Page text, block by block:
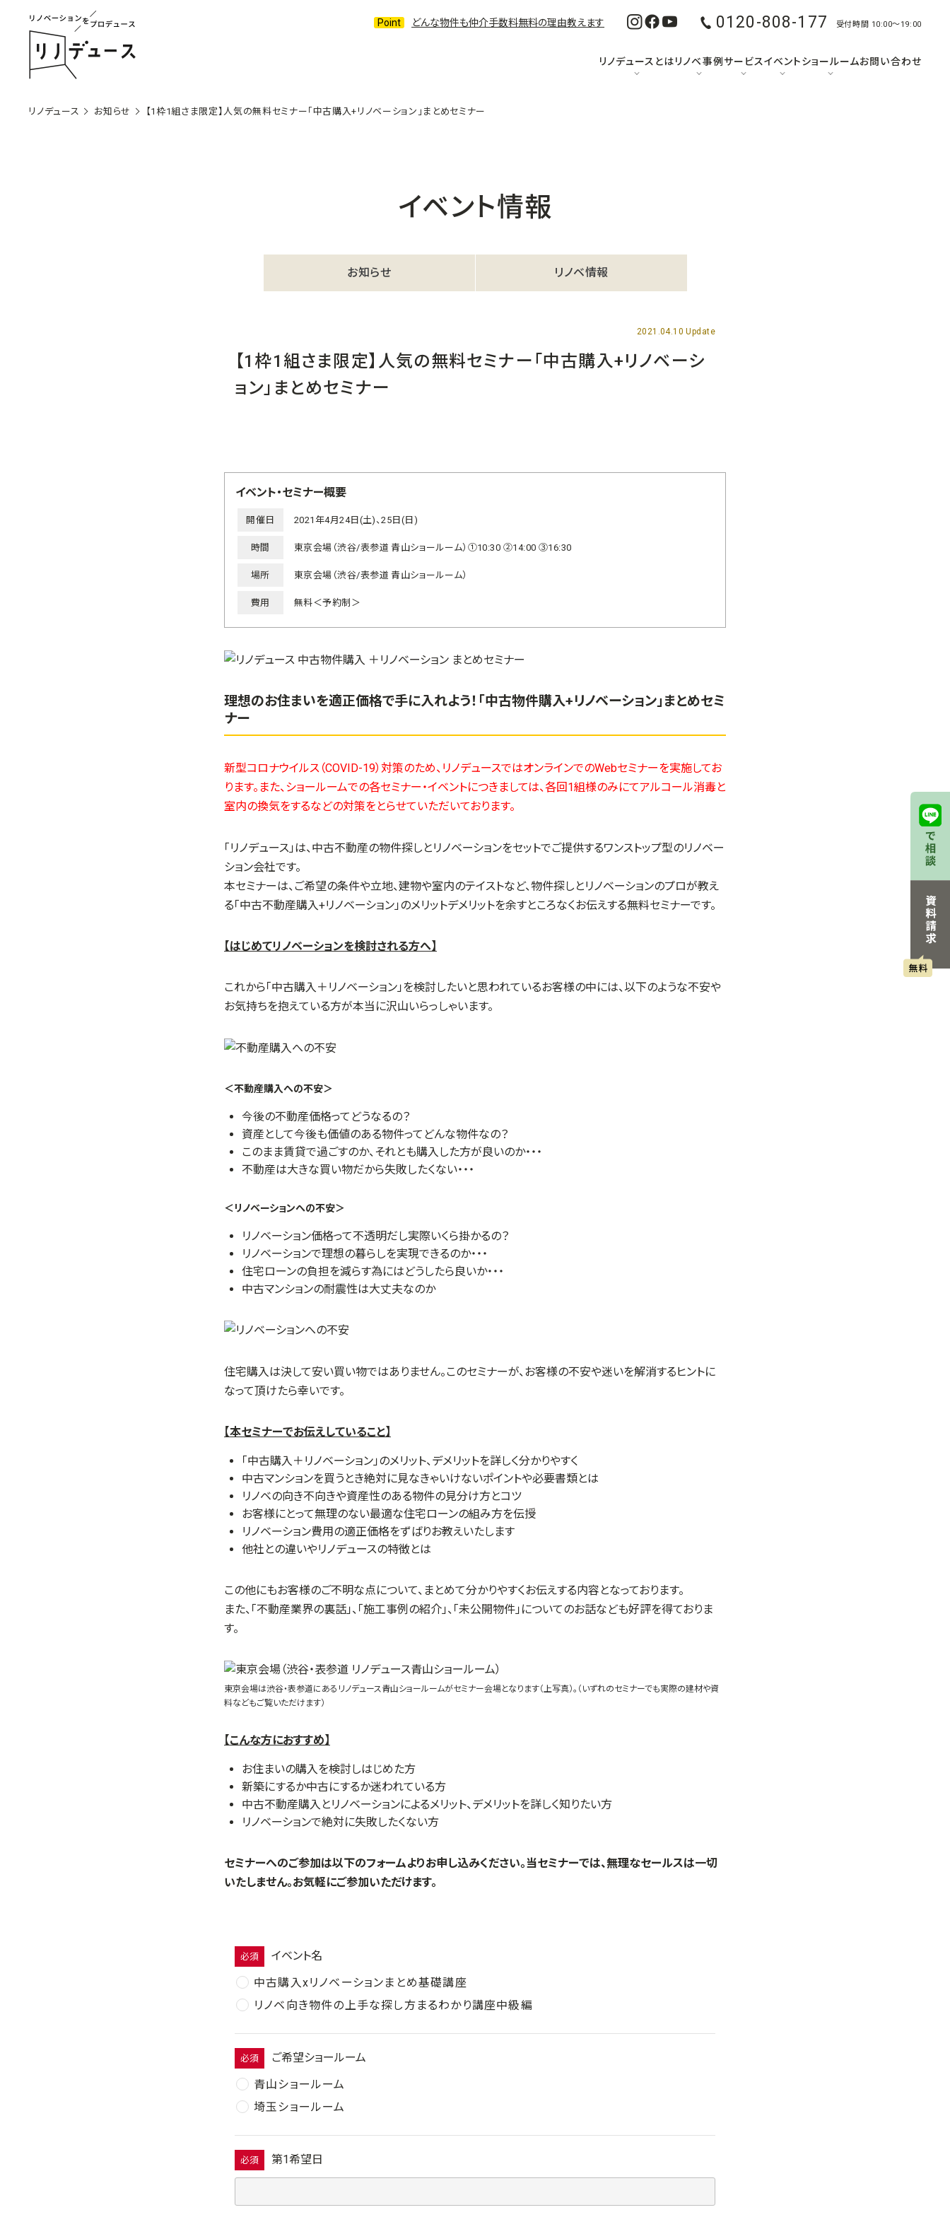
どんな物件も仲介手数料無料の理由教えます 0120-808-177 受付時間 10:00〜19:00
リノデュースとはリノベ事例サービスイベントショールームお問い合わせ
リノデュース お知らせ 【1枠1組さま限定】人気の無料セミナー「中古購入+リノベーション」まとめセミナー
イベント情報
お知らせ リノベ情報
2021.04.10 Update
【1枠1組さま限定】人気の無料セミナー「中古購入+リノベーシ
ョン」まとめセミナー
イベント・セミナー概要
開催日 2021年4月24日(土)、25日(日)
時間 東京会場（渋谷/表参道 青山ショールーム）①10:30 ②14:00 ③16:30
場所 東京会場（渋谷/表参道 青山ショールーム）
費用 無料＜予約制＞
理想のお住まいを適正価格で手に入れよう！「中古物件購入+リノベーション」まとめセミ
ナー
新型コロナウイルス（COVID-19）対策のため、リノデュースではオンラインでのWebセミナーを実施してお
ります。また、ショールームでの各セミナー・イベントにつきましては、各回1組様のみにてアルコール消毒と
室内の換気をするなどの対策をとらせていただいております。
「リノデュース」は、中古不動産の物件探しとリノベーションをセットでご提供するワンストップ型のリノベー
ション会社です。
本セミナーは、ご希望の条件や立地、建物や室内のテイストなど、物件探しとリノベーションのプロが教え
る「中古不動産購入+リノベーション」のメリットデメリットを余すところなくお伝えする無料セミナーです。
【はじめてリノベーションを検討される方へ】
これから「中古購入＋リノベーション」を検討したいと思われているお客様の中には、以下のような不安や
お気持ちを抱えている方が本当に沢山いらっしゃいます。
＜不動産購入への不安＞
今後の不動産価格ってどうなるの？
資産として今後も価値のある物件ってどんな物件なの？
このまま賃貸で過ごすのか、それとも購入した方が良いのか・・・
不動産は大きな買い物だから失敗したくない・・・
＜リノベーションへの不安＞
リノベーション価格って不透明だし実際いくら掛かるの？
リノベーションで理想の暮らしを実現できるのか・・・
住宅ローンの負担を減らす為にはどうしたら良いか・・・
中古マンションの耐震性は大丈夫なのか
住宅購入は決して安い買い物ではありません。このセミナーが、お客様の不安や迷いを解消するヒントに
なって頂けたら幸いです。
【本セミナーでお伝えしていること】
「中古購入＋リノベーション」のメリット、デメリットを詳しく分かりやすく
中古マンションを買うとき絶対に見なきゃいけないポイントや必要書類とは
リノベの向き不向きや資産性のある物件の見分け方とコツ
お客様にとって無理のない最適な住宅ローンの組み方を伝授
リノベーション費用の適正価格をずばりお教えいたします
他社との違いやリノデュースの特徴とは
この他にもお客様のご不明な点について、まとめて分かりやすくお伝えする内容となっております。
また、「不動産業界の裏話」、「施工事例の紹介」、「未公開物件」についてのお話なども好評を得ておりま
す。
東京会場は渋谷・表参道にあるリノデュース青山ショールームがセミナー会場となります（上写真）。（いずれのセミナーでも実際の建材や資
料などもご覧いただけます）
【こんな方におすすめ】
お住まいの購入を検討しはじめた方
新築にするか中古にするか迷われている方
中古不動産購入とリノベーションによるメリット、デメリットを詳しく知りたい方
リノベーションで絶対に失敗したくない方
セミナーへのご参加は以下のフォームよりお申し込みください。当セミナーでは、無理なセールスは一切
いたしません。お気軽にご参加いただけます。
必須
イベント名
中古購入xリノベーションまとめ基礎講座
リノベ向き物件の上手な探し方まるわかり講座中級編
必須
ご希望ショールーム
青山ショールーム
埼玉ショールーム
必須 第1希望日